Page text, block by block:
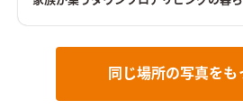
同じ場所の写真をも